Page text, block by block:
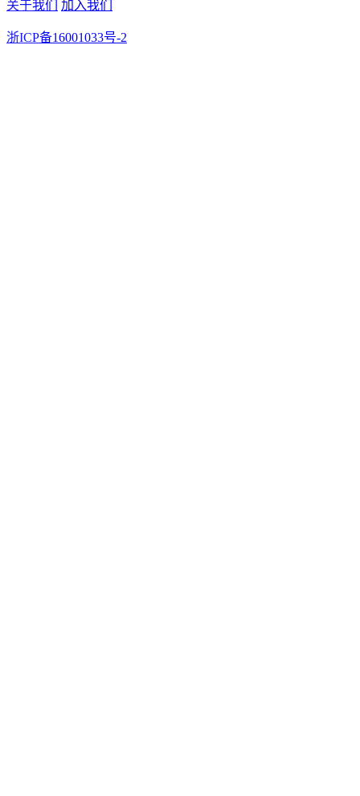
关于我们 加入我们
浙ICP备16001033号-2